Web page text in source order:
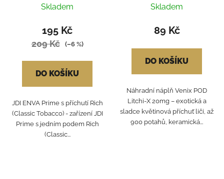
Rich (Classic Tobacco)
Skladem
195 Kč
209 Kč (–6 %)
DO KOŠÍKU
JDI ENVA Prime s příchutí Rich
(Classic Tobacco) - zařízení JDI
Prime s jedním podem Rich
(Classic...
Skladem
89 Kč
DO KOŠÍKU
Náhradní náplň Venix POD
Litchi-X 20mg – exotická a
sladce květinová příchuť liči, až
900 potahů, keramická...